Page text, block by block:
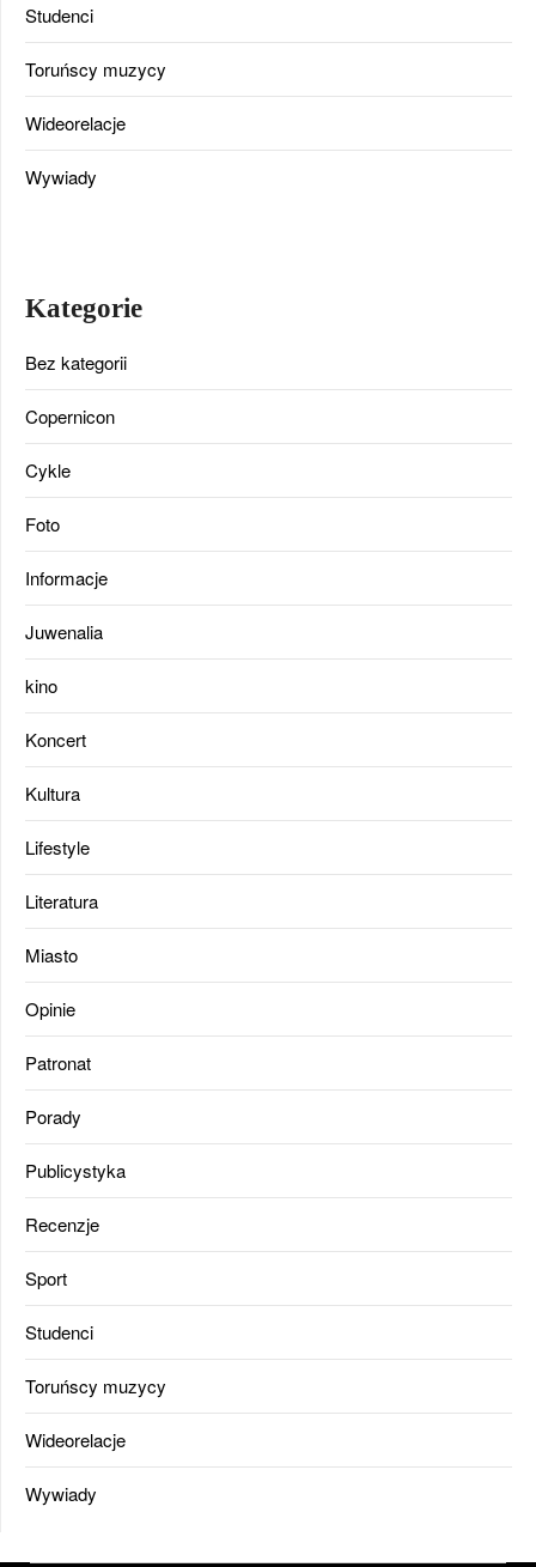
Studenci
Toruńscy muzycy
Wideorelacje
Wywiady
Kategorie
Bez kategorii
Copernicon
Cykle
Foto
Informacje
Juwenalia
kino
Koncert
Kultura
Lifestyle
Literatura
Miasto
Opinie
Patronat
Porady
Publicystyka
Recenzje
Sport
Studenci
Toruńscy muzycy
Wideorelacje
Wywiady